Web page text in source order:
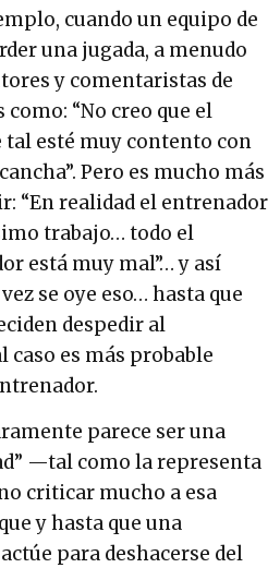
cuando un equipo de
una jugada, a menudo
y comentaristas de
“No creo que el
esté muy contento con
Pero es mucho más
“En realidad el entrenador
trabajo… todo el
está muy mal”… y así
se oye eso… hasta que
despedir al
es más probable
parece ser una
—tal como la representa
criticar mucho a esa
y hasta que una
para deshacerse del